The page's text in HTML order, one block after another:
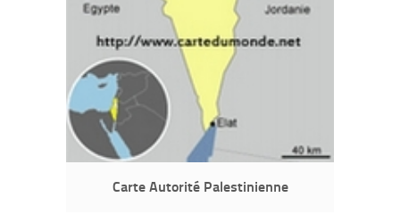
Carte Autorité Palestinienne